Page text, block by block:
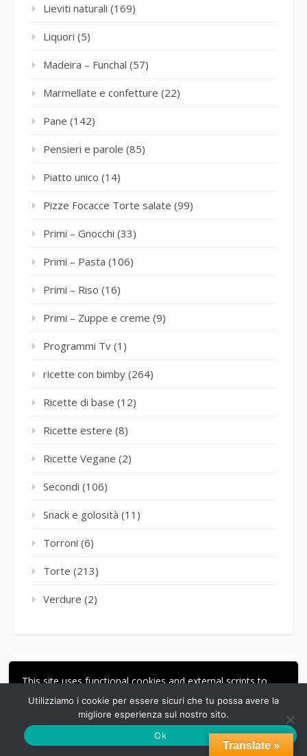
This site uses functional cookies and external scripts to
improve your experience.
LE MIE IMPOSTAZIONI
ACCETTA
Lieviti naturali (169)
Liquori (5)
Madeira – Funchal (57)
Marmellate e confetture (22)
Pane (142)
Pensieri e parole (85)
Piatto unico (14)
Pizze Focacce Torte salate (99)
Primi – Gnocchi (33)
Primi – Pasta (106)
Primi – Riso (16)
Primi – Zuppe e creme (9)
Programmi Tv (1)
ricette con bimby (264)
Ricette di base (12)
Ricette estere (8)
Ricette Vegane (2)
Secondi (106)
Snack e golosità (11)
Torroni (6)
Torte (213)
Verdure (2)
Archivi
Archivi
Translate »
Utilizziamo i cookie per essere sicuri che tu possa avere la
migliore esperienza sul nostro sito.
Ok